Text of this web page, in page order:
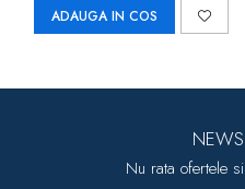
ADAUGA IN COS
Nu rata ofertele